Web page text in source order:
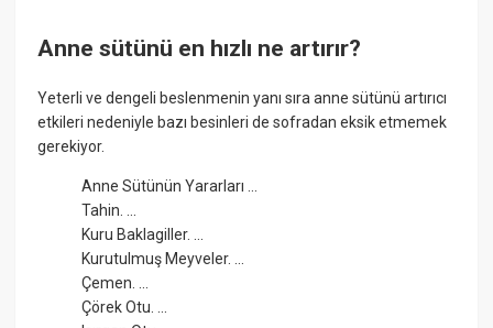
Anne sütünü en hızlı ne artırır?
Yeterli ve dengeli beslenmenin yanı sıra anne sütünü artırıcı
etkileri nedeniyle bazı besinleri de sofradan eksik etmemek
gerekiyor.
Anne Sütünün Yararları ...
Tahin. ...
Kuru Baklagiller. ...
Kurutulmuş Meyveler. ...
Çemen. ...
Çörek Otu. ...